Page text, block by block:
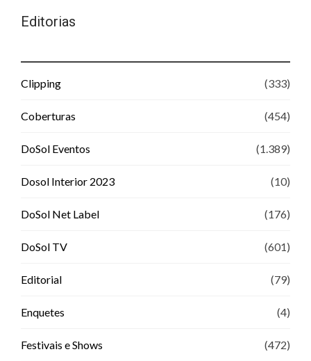
Editorias
Clipping (333)
Coberturas (454)
DoSol Eventos (1.389)
Dosol Interior 2023 (10)
DoSol Net Label (176)
DoSol TV (601)
Editorial (79)
Enquetes (4)
Festivais e Shows (472)